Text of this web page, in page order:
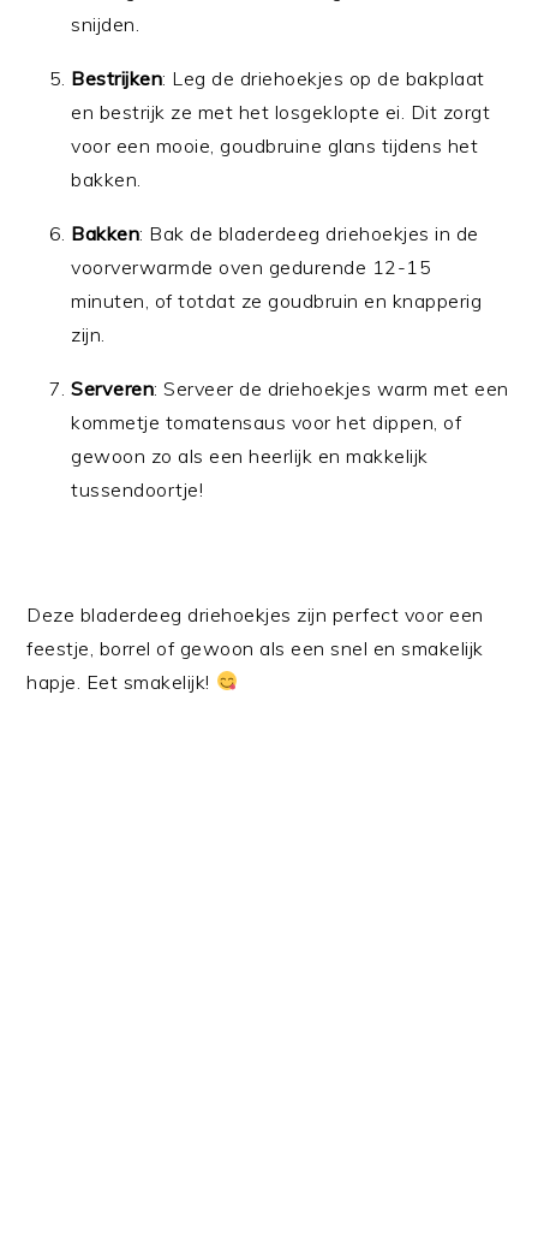
snijden.
Bestrijken: Leg de driehoekjes op de bakplaat
en bestrijk ze met het losgeklopte ei. Dit zorgt
voor een mooie, goudbruine glans tijdens het
bakken.
Bakken: Bak de bladerdeeg driehoekjes in de
voorverwarmde oven gedurende 12-15
minuten, of totdat ze goudbruin en knapperig
zijn.
Serveren: Serveer de driehoekjes warm met een
kommetje tomatensaus voor het dippen, of
gewoon zo als een heerlijk en makkelijk
tussendoortje!
Deze bladerdeeg driehoekjes zijn perfect voor een
feestje, borrel of gewoon als een snel en smakelijk
hapje. Eet smakelijk!